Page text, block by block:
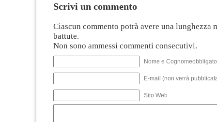
Scrivi un commento
Ciascun commento potrà avere una lunghezza
battute.
Non sono ammessi commenti consecutivi.
Nome e
E-mail (non verrà
Sito Web